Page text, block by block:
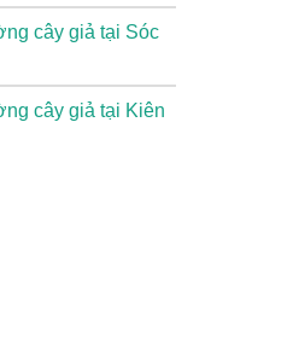
cây giả tại Sóc
cây giả tại Kiên